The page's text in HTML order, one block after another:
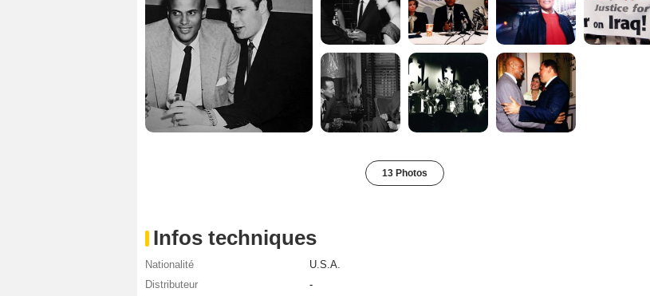
13 Photos
Infos techniques
Nationalité
U.S.A.
Distributeur
-